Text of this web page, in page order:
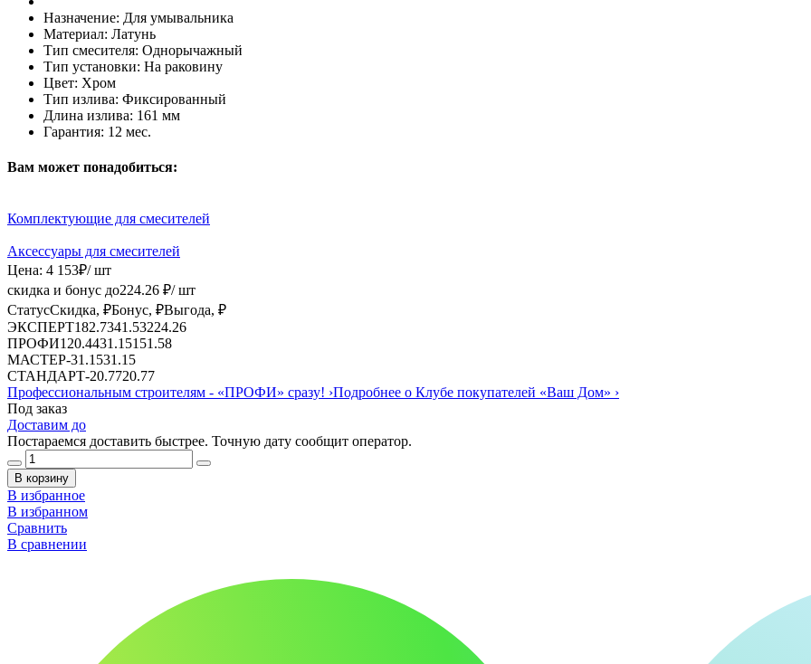
Назначение: Для умывальника
Материал: Латунь
Тип смесителя: Однорычажный
Тип установки: На раковину
Цвет: Хром
Тип излива: Фиксированный
Длина излива: 161 мм
Гарантия: 12 мес.
Вам может понадобиться:
Комплектующие для смесителей
Аксессуары для смесителей
Цена: 4 153₽/ шт
скидка и бонус до224.26 ₽/ шт
СтатусСкидка, ₽Бонус, ₽Выгода, ₽
ЭКСПЕРТ182.7341.53224.26
ПРОФИ120.4431.15151.58
МАСТЕР-31.1531.15
СТАНДАРТ-20.7720.77
Профессиональным строителям - «ПРОФИ» сразу! ›Подробнее о Клубе покупателей «Ваш Дом» ›
Под заказ
Доставим до
Постараемся доставить быстрее. Точную дату сообщит оператор.
В корзину
В избранное
В избранном
Сравнить
В сравнении